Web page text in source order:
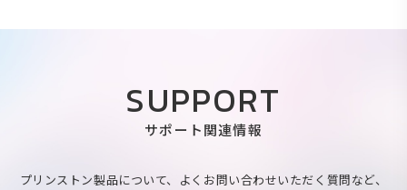
SUPPORT
サポート関連情報
プリンストン製品について、よくお問い合わせいただく質問など、